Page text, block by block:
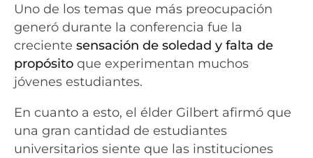
Uno de los temas que más preocupación
generó durante la conferencia fue la
creciente sensación de soledad y falta de
propósito que experimentan muchos
jóvenes estudiantes.
En cuanto a esto, el élder Gilbert afirmó que
una gran cantidad de estudiantes
universitarios siente que las instituciones